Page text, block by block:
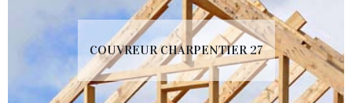
COUVREUR CHARPENTIER 27